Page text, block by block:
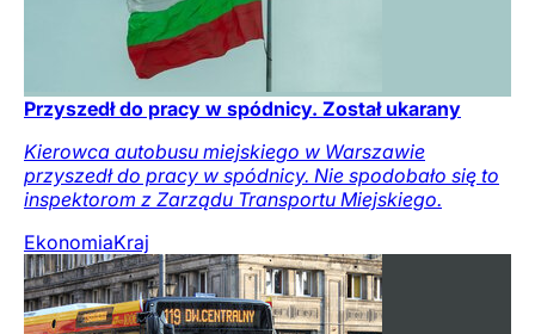
Przyszedł do pracy w spódnicy. Został ukarany
Kierowca autobusu miejskiego w Warszawie
przyszedł do pracy w spódnicy. Nie spodobało się to
inspektorom z Zarządu Transportu Miejskiego.
EkonomiaKraj